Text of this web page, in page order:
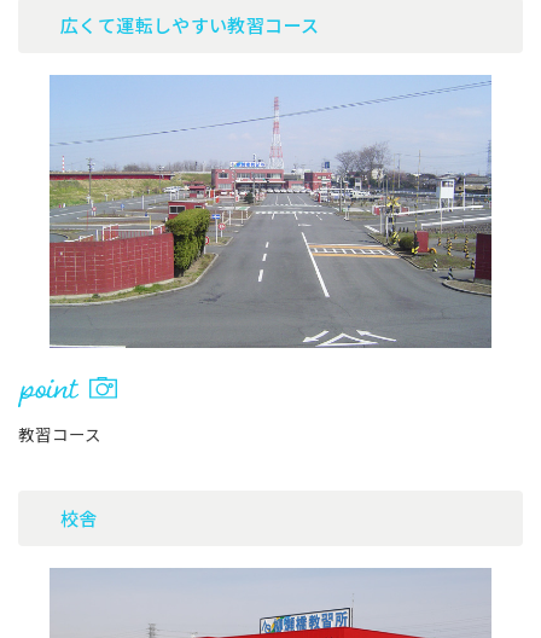
広くて運転しやすい教習コース
教習コース
校舎